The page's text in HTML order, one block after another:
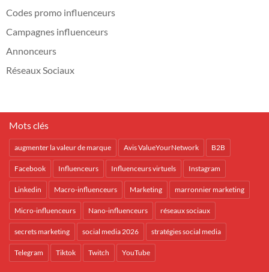
Codes promo influenceurs
Campagnes influenceurs
Annonceurs
Réseaux Sociaux
Mots clés
augmenter la valeur de marque Avis ValueYourNetwork B2B
Facebook Influenceurs Influenceurs virtuels Instagram
Linkedin Macro-influenceurs Marketing marronnier marketing
Micro-influenceurs Nano-influenceurs réseaux sociaux
secrets marketing social media 2026 stratégies social media
Telegram Tiktok Twitch YouTube